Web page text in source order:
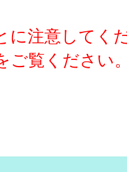
注意してくだ
ご覧ください。